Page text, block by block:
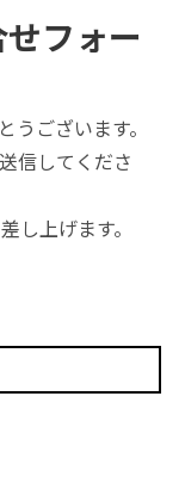
フォー
ございます。
信してくださ
し上げます。